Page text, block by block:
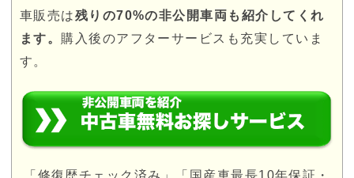
車販売は残りの70%の非公開車両も紹介してくれ
ます。 購入後のアフターサービスも充実していま
す。
「修復歴チェック済み」「国産車最長10年保証・